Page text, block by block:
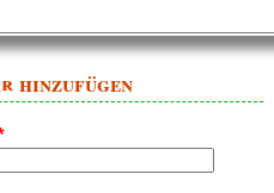
hinzufügen